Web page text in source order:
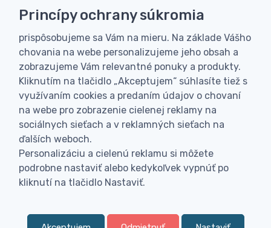
dobierku
Personalizácia
Vyrobíme Vám vlastný originálny darček
Skúsenosť
Široký sortiment, z ktorého Vám pomôžeme vybrať
Princípy ochrany súkromia
prispôsobujeme sa Vám na mieru. Na základe Vášho
chovania na webe personalizujeme jeho obsah a
zobrazujeme Vám relevantné ponuky a produkty.
Kliknutím na tlačidlo „Akceptujem“ súhlasíte tiež s
využívaním cookies a predaním údajov o chovaní
na webe pro zobrazenie cielenej reklamy na
sociálnych sieťach a v reklamných sieťach na
ďalších weboch.
Personalizáciu a cielenú reklamu si môžete
podrobne nastaviť alebo kedykoľvek vypnúť po
kliknutí na tlačidlo Nastaviť.